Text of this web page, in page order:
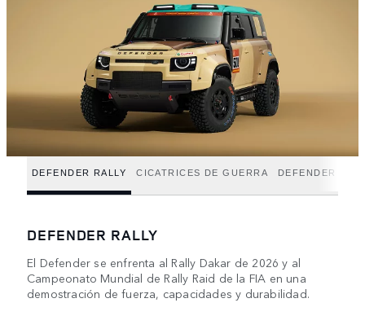
DEFENDER RALLY CICATRICES DE GUERRA DEFENDER
DEFENDER RALLY
El Defender se enfrenta al Rally Dakar de 2026 y al
Campeonato Mundial de Rally Raid de la FIA en una
demostración de fuerza, capacidades y durabilidad.